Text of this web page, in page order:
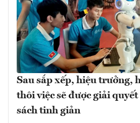
Sau sắp xếp, hiệu trưởng,
thôi việc sẽ được giải
sách tinh giản